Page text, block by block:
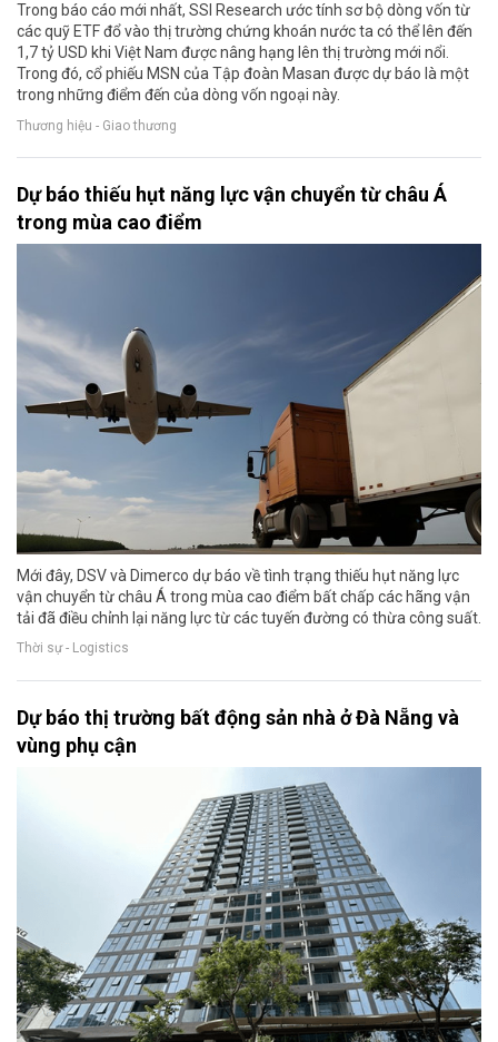
Trong báo cáo mới nhất, SSI Research ước tính sơ bộ dòng vốn từ
các quỹ ETF đổ vào thị trường chứng khoán nước ta có thể lên đến
1,7 tỷ USD khi Việt Nam được nâng hạng lên thị trường mới nổi.
Trong đó, cổ phiếu MSN của Tập đoàn Masan được dự báo là một
trong những điểm đến của dòng vốn ngoại này.
Thương hiệu - Giao thương
Dự báo thiếu hụt năng lực vận chuyển từ châu Á
trong mùa cao điểm
Mới đây, DSV và Dimerco dự báo về tình trạng thiếu hụt năng lực
vận chuyển từ châu Á trong mùa cao điểm bất chấp các hãng vận
tải đã điều chỉnh lại năng lực từ các tuyến đường có thừa công suất.
Thời sự - Logistics
Dự báo thị trường bất động sản nhà ở Đà Nẵng và
vùng phụ cận